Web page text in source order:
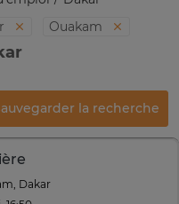
Ouakam
la recherche
Dakar